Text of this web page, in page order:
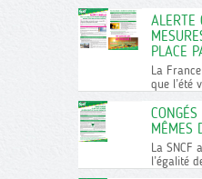
ALERTE
PLACE
La
que l’été
MÊMES
La SNCF
l’égalité